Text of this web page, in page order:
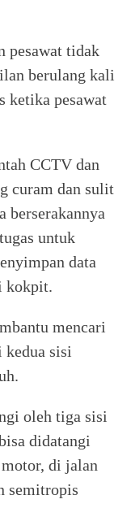
pesawat tidak
berulang kali
ketika pesawat
CCTV dan
curam dan sulit
berserakannya
untuk
data
kokpit.
mencari
kedua sisi
oleh tiga sisi
didatangi
di jalan
semitropis